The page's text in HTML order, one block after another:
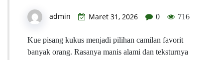
admin Maret 31, 2026 0 716
Kue pisang kukus menjadi pilihan camilan favorit
banyak orang. Rasanya manis alami dan teksturnya